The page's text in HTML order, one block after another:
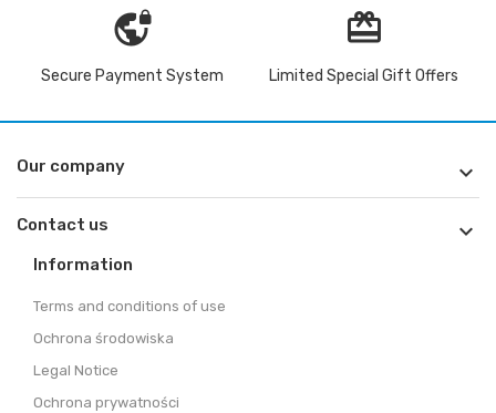
vpn_lock
Secure Payment System
redeem
Limited Special Gift Offers
Our company 
Contact us 
Information
Terms and conditions of use
Ochrona środowiska
Legal Notice
Ochrona prywatności